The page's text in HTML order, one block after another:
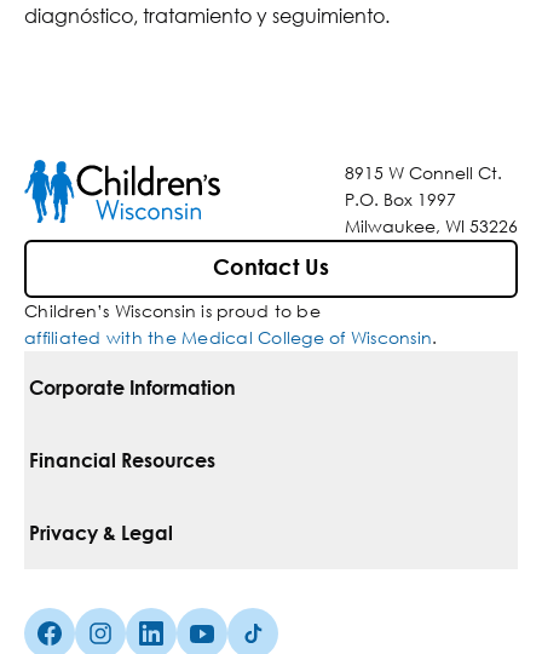
diagnóstico, tratamiento y seguimiento.
8915 W Connell Ct.
P.O. Box 1997
Milwaukee, WI 53226
Contact Us
Children’s Wisconsin is proud to be
affiliated with the Medical College of Wisconsin.
Corporate Information
For Vendors
Media Inquiries
Financial Resources
Pay Your Bill
Insurances We Accept
Privacy & Legal
Facebook (Opens in a new tab)
Instagram (Opens in a new tab)
linkedin (Opens in a new tab)
Youtube (Opens in a new tab)
Tiktok (Opens in a new tab)